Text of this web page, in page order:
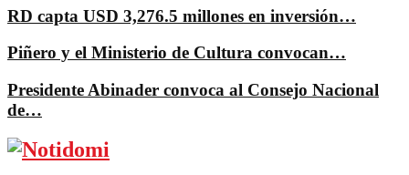
RD capta USD 3,276.5 millones en inversión…
Piñero y el Ministerio de Cultura convocan…
Presidente Abinader convoca al Consejo Nacional
de…
Facebook
Twitter
Instagram
Pinterest
Youtube